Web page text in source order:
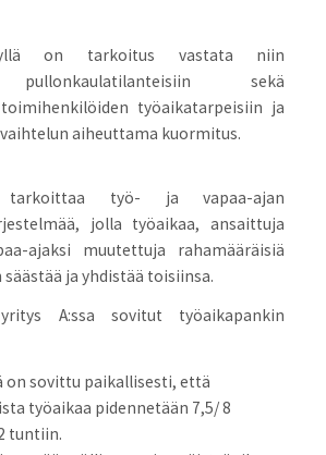
on tarkoitus vastata niin
sekä
työaikatarpeisiin ja
aiheuttama kuormitus.
tarkoittaa työ- ja vapaa-ajan
jolla työaikaa, ansaittuja
ajaksi muutettuja rahamääräisiä
ja yhdistää toisiinsa.
A:ssa sovitut työaikapankin
on sovittu paikallisesti, että
työaikaa pidennetään 7,5/ 8
tuntiin.